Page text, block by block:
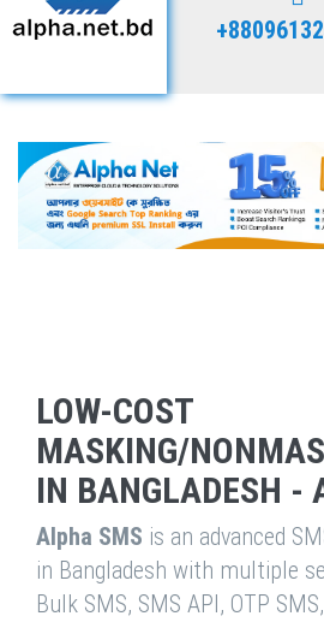
LOW-COST
MASKING/
IN BANGLADESH -
Alpha SMS is an advanced
in Bangladesh with multiple
Bulk SMS, SMS API, OTP